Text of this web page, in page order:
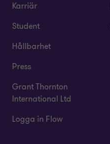
Karriär
Student
Hållbarhet
Press
Grant Thornton
International Ltd
Logga in Flow